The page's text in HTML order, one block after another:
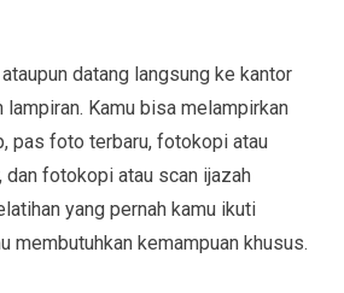
datang langsung ke kantor
Kamu bisa melampirkan
pas foto terbaru, fotokopi atau
dan fotokopi atau scan ijazah
yang pernah kamu ikuti
membutuhkan kemampuan khusus.